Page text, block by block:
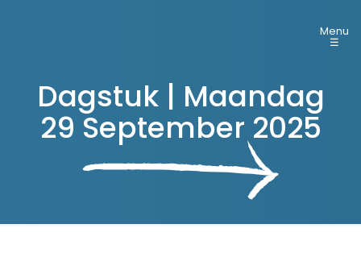
Menu
☰
Dagstuk | Maandag
29 September 2025